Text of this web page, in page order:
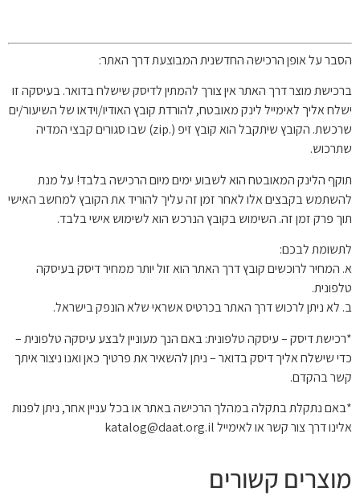
הסבר על אופן הרכישה החדשנית המבוצעת דרך האתר:
ברכישת מוצר דרך האתר אין צורך להמתין לדיסק שישלח בדואר. בעיסקה זו
ישלח אליך לאימייל לינק מאובטח, להורדת קובץ האודיו/וידאו של השיעור/ים
שרכשת. הקובץ שיתקבל הוא קובץ זיפ (.zip) שבו סגורים קבצי המדיה
שתרכוש.
תוקף הלינק המאובטח הוא לשבוע ימים מיום הרכישה בלבד! על מנת
להשתמש בקבצים אלו לאחר זמן זה עליך להוריד את הקובץ למחשב האישי
תוך פרק זמן זה. השימוש בקובץ הנרכש הוא לשימוש אישי בלבד.
לתשומת לבכם:
א. המחיר לרוכשים קובץ דרך האתר הוא זול יותר ממחיר דיסק בעיסקה
טלפונית.
ב. לא ניתן לרכוש דרך האתר בכרטיס אשראי שלא הונפק בישראל.
*רכישת דיסק – עיסקה טלפונית: באם הנך מעוניין לבצע עיסקה טלפונית –
כדי שישלח אליך דיסק בדואר – ניתן להשאיר את פרטיך כאן ואנו ניצור איתך
קשר בהקדם.
*באם נתקלת בתקלה במהלך הרכישה באתר או בכל עניין אחר, ניתן לפנות
אלינו דרך צור קשר או לאימייל katalog@daat.org.il
מוצרים קשורים